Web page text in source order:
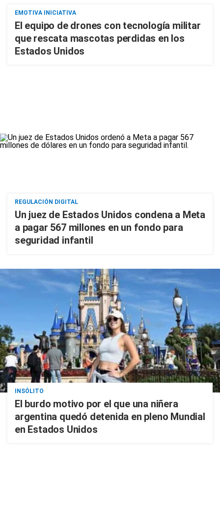
EMOTIVA INICIATIVA
El equipo de drones con tecnología militar
que rescata mascotas perdidas en los
Estados Unidos
REGULACIÓN DIGITAL
Un juez de Estados Unidos condena a Meta
a pagar 567 millones en un fondo para
seguridad infantil
INSÓLITO
El burdo motivo por el que una niñera
argentina quedó detenida en pleno Mundial
en Estados Unidos